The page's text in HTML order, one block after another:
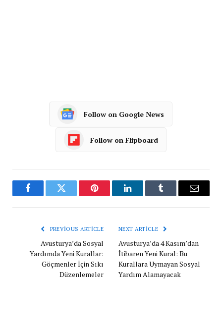
Follow on Google News
Follow on Flipboard
FacebookTwitter Pinterest LinkedInTumblr Email
PREVIOUS ARTICLE
Avusturya’da Sosyal
Yardımda Yeni Kurallar:
Göçmenler İçin Sıkı
Düzenlemeler
NEXT ARTICLE
Avusturya’da 4 Kasım’dan
İtibaren Yeni Kural: Bu
Kurallara Uymayan Sosyal
Yardım Alamayacak